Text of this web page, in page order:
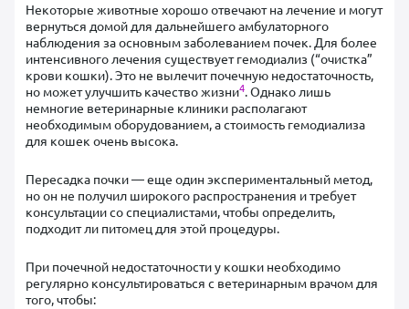
Некоторые животные хорошо отвечают на лечение и могут
вернуться домой для дальнейшего амбулаторного
наблюдения за основным заболеванием почек. Для более
интенсивного лечения существует гемодиализ (“очистка”
крови кошки). Это не вылечит почечную недостаточность,
но может улучшить качество жизни4. Однако лишь
немногие ветеринарные клиники располагают
необходимым оборудованием, а стоимость гемодиализа
для кошек очень высока.
Пересадка почки — еще один экспериментальный метод,
но он не получил широкого распространения и требует
консультации со специалистами, чтобы определить,
подходит ли питомец для этой процедуры.
При почечной недостаточности у кошки необходимо
регулярно консультироваться с ветеринарным врачом для
того, чтобы: